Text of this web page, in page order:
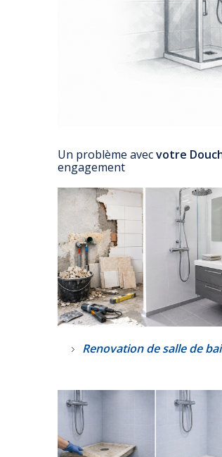
Un problème avecvotre
engagement
Renovation de salle de